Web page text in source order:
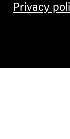
Privacy